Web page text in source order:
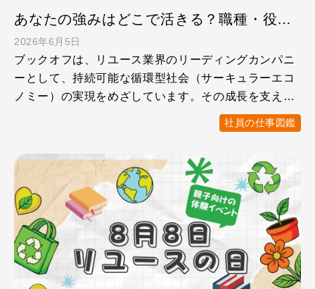
あなたの強みはどこで活きる？職種・役職別のキャリアを紹介します！
2026年6月5日
ブックオフは、リユース業界のリーディングカンパニ
ーとして、持続可能な循環型社会（サーキュラーエコ
ノミー）の実現をめざしています。その成長を支えて
社員の仕事図鑑